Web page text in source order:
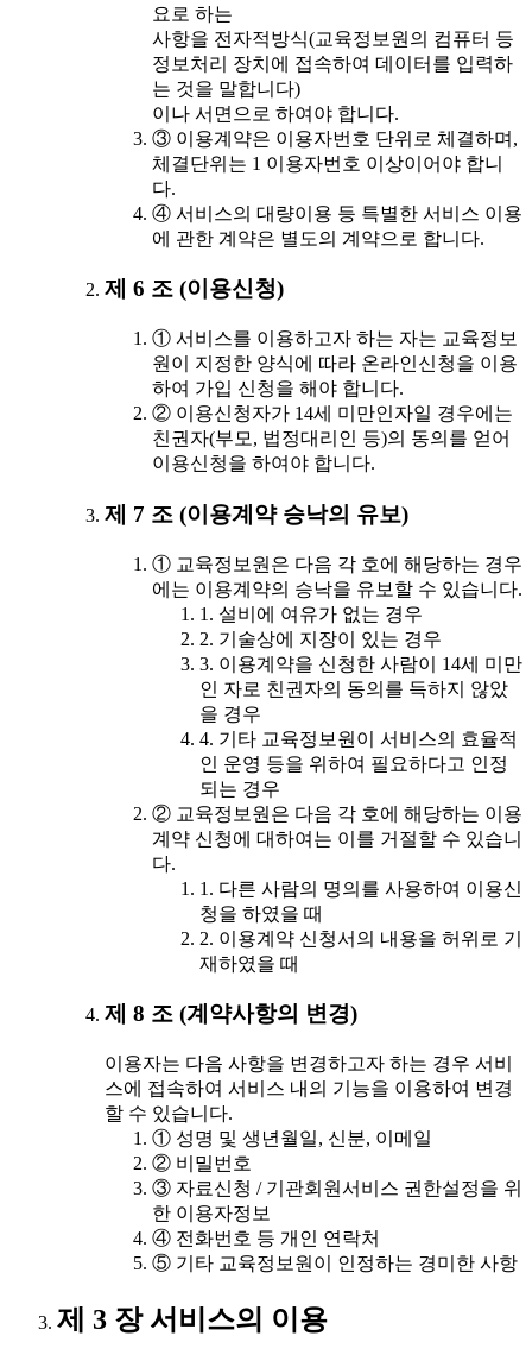
요로 하는
사항을 전자적방식(교육정보원의 컴퓨터 등
정보처리 장치에 접속하여 데이터를 입력하
는 것을 말합니다)
이나 서면으로 하여야 합니다.
③ 이용계약은 이용자번호 단위로 체결하며,
체결단위는 1 이용자번호 이상이어야 합니
다.
④ 서비스의 대량이용 등 특별한 서비스 이용
에 관한 계약은 별도의 계약으로 합니다.
제 6 조 (이용신청)
① 서비스를 이용하고자 하는 자는 교육정보
원이 지정한 양식에 따라 온라인신청을 이용
하여 가입 신청을 해야 합니다.
② 이용신청자가 14세 미만인자일 경우에는
친권자(부모, 법정대리인 등)의 동의를 얻어
이용신청을 하여야 합니다.
제 7 조 (이용계약 승낙의 유보)
① 교육정보원은 다음 각 호에 해당하는 경우
에는 이용계약의 승낙을 유보할 수 있습니다.
1. 설비에 여유가 없는 경우
2. 기술상에 지장이 있는 경우
3. 이용계약을 신청한 사람이 14세 미만
인 자로 친권자의 동의를 득하지 않았
을 경우
4. 기타 교육정보원이 서비스의 효율적
인 운영 등을 위하여 필요하다고 인정
되는 경우
② 교육정보원은 다음 각 호에 해당하는 이용
계약 신청에 대하여는 이를 거절할 수 있습니
다.
1. 다른 사람의 명의를 사용하여 이용신
청을 하였을 때
2. 이용계약 신청서의 내용을 허위로 기
재하였을 때
제 8 조 (계약사항의 변경)
이용자는 다음 사항을 변경하고자 하는 경우 서비
스에 접속하여 서비스 내의 기능을 이용하여 변경
할 수 있습니다.
① 성명 및 생년월일, 신분, 이메일
② 비밀번호
③ 자료신청 / 기관회원서비스 권한설정을 위
한 이용자정보
④ 전화번호 등 개인 연락처
⑤ 기타 교육정보원이 인정하는 경미한 사항
제 3 장 서비스의 이용